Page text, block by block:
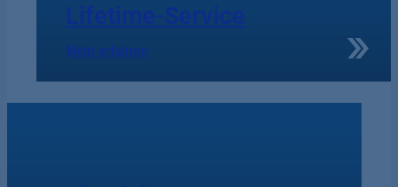
Lifetime-Service
Mehr erfahren